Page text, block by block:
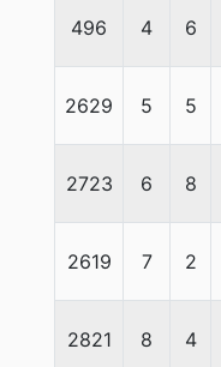
496 4 6
2629 5 5
2723 6 8
2619 7 2
2821 8 4